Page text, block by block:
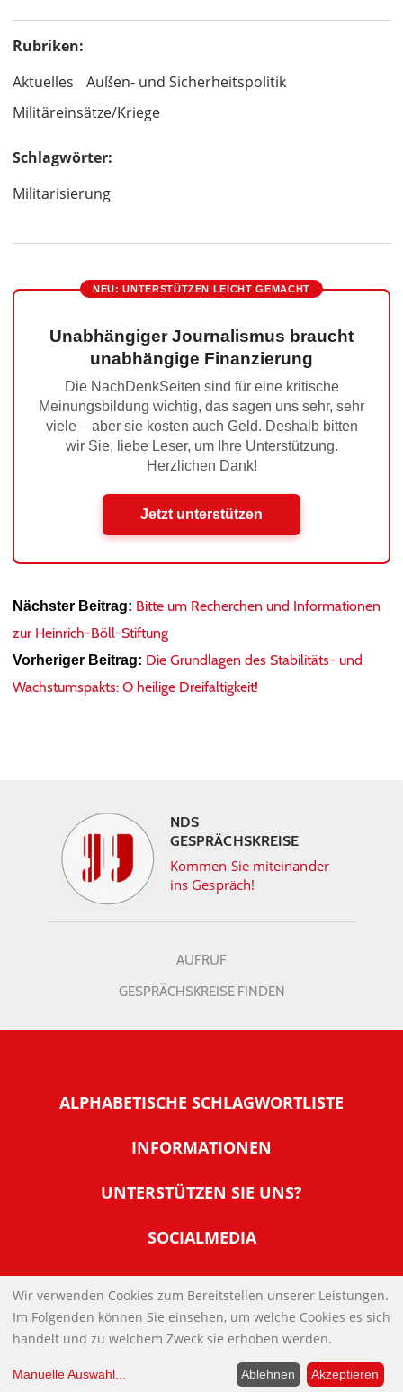
Rubriken:
Aktuelles
Außen- und Sicherheitspolitik
Militäreinsätze/Kriege
Schlagwörter:
Militarisierung
NEU: UNTERSTÜTZEN LEICHT GEMACHT
Unabhängiger Journalismus braucht
unabhängige Finanzierung
Die NachDenkSeiten sind für eine kritische
Meinungsbildung wichtig, das sagen uns sehr, sehr
viele – aber sie kosten auch Geld. Deshalb bitten
wir Sie, liebe Leser, um Ihre Unterstützung.
Herzlichen Dank!
Jetzt unterstützen
Nächster Beitrag: Bitte um Recherchen und Informationen
zur Heinrich-Böll-Stiftung
Vorheriger Beitrag: Die Grundlagen des Stabilitäts- und
Wachstumspakts: O heilige Dreifaltigkeit!
NDS
GESPRÄCHSKREISE
Kommen Sie miteinander
ins Gespräch!
AUFRUF
GESPRÄCHSKREISE FINDEN
ALPHABETISCHE SCHLAGWORTLISTE
INFORMATIONEN
Warum NachDenkSeiten
Tipps zur Nutzung der NachDenkSeiten
Banner und E-Mail-Signaturen
Links
Kontakt
Impressum
UNTERSTÜTZEN SIE UNS?
Werden Sie Fördermitglied
Spenden Sie Online
SOCIALMEDIA
IMPRESSUM
DATENSCHUTZERKLÄRUNG
Wir verwenden Cookies zum Bereitstellen unserer Leistungen.
Im Folgenden können Sie einsehen, um welche Cookies es sich
handelt und zu welchem Zweck sie erhoben werden.
Manuelle Auswahl... Ablehnen Akzeptieren